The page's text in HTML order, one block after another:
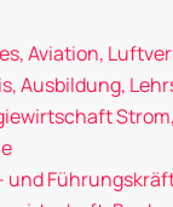
Aviation,
Ausbildung,
Strom,
und